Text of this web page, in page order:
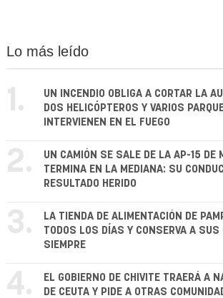
Lo más leído
1.
UN INCENDIO OBLIGA A CORTAR LA
DOS HELICÓPTEROS Y VARIOS
INTERVIENEN EN EL FUEGO
2.
UN CAMIÓN SE SALE DE LA AP-15 DE
TERMINA EN LA MEDIANA: SU
RESULTADO HERIDO
3.
LA TIENDA DE ALIMENTACIÓN DE
TODOS LOS DÍAS Y CONSERVA A SUS
SIEMPRE
4.
EL GOBIERNO DE CHIVITE TRAERÁ A
DE CEUTA Y PIDE A OTRAS